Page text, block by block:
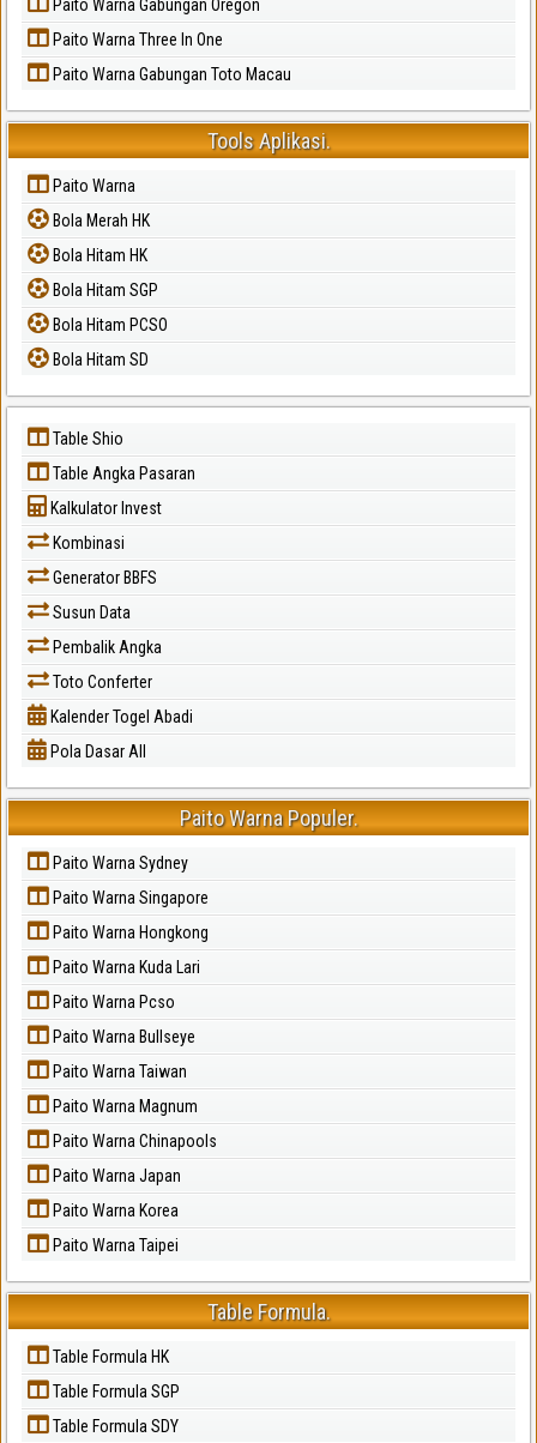
Paito Warna Gabungan Oregon
Paito Warna Three In One
Paito Warna Gabungan Toto Macau
Tools Aplikasi.
Paito Warna
Bola Merah HK
Bola Hitam HK
Bola Hitam SGP
Bola Hitam PCSO
Bola Hitam SD
Table Shio
Table Angka Pasaran
Kalkulator Invest
Kombinasi
Generator BBFS
Susun Data
Pembalik Angka
Toto Conferter
Kalender Togel Abadi
Pola Dasar All
Paito Warna Populer.
Paito Warna Sydney
Paito Warna Singapore
Paito Warna Hongkong
Paito Warna Kuda Lari
Paito Warna Pcso
Paito Warna Bullseye
Paito Warna Taiwan
Paito Warna Magnum
Paito Warna Chinapools
Paito Warna Japan
Paito Warna Korea
Paito Warna Taipei
Table Formula.
Table Formula HK
Table Formula SGP
Table Formula SDY